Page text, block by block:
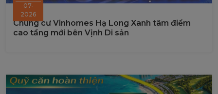
07-
2026
Chung cư Vinhomes Hạ Long Xanh tâm điểm
cao tầng mới bên Vịnh Di sản